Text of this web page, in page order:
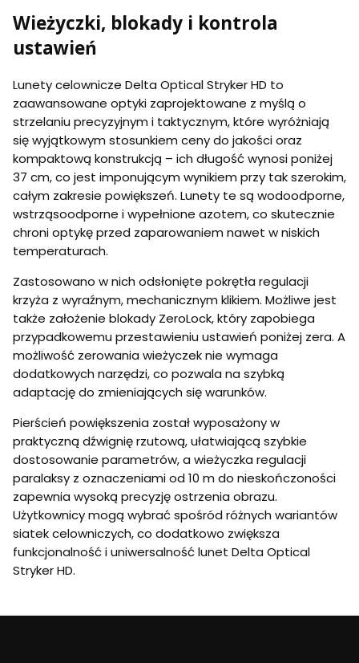
Wieżyczki, blokady i kontrola
ustawień
Lunety celownicze Delta Optical Stryker HD to
zaawansowane optyki zaprojektowane z myślą o
strzelaniu precyzyjnym i taktycznym, które wyróżniają
się wyjątkowym stosunkiem ceny do jakości oraz
kompaktową konstrukcją – ich długość wynosi poniżej
37 cm, co jest imponującym wynikiem przy tak szerokim,
całym zakresie powiększeń. Lunety te są wodoodporne,
wstrząsoodporne i wypełnione azotem, co skutecznie
chroni optykę przed zaparowaniem nawet w niskich
temperaturach.
Zastosowano w nich odsłonięte pokrętła regulacji
krzyża z wyraźnym, mechanicznym klikiem. Możliwe jest
także założenie blokady ZeroLock, który zapobiega
przypadkowemu przestawieniu ustawień poniżej zera. A
możliwość zerowania wieżyczek nie wymaga
dodatkowych narzędzi, co pozwala na szybką
adaptację do zmieniających się warunków.
Pierścień powiększenia został wyposażony w
praktyczną dźwignię rzutową, ułatwiającą szybkie
dostosowanie parametrów, a wieżyczka regulacji
paralaksy z oznaczeniami od 10 m do nieskończoności
zapewnia wysoką precyzję ostrzenia obrazu.
Użytkownicy mogą wybrać spośród różnych wariantów
siatek celowniczych, co dodatkowo zwiększa
funkcjonalność i uniwersalność lunet Delta Optical
Stryker HD.